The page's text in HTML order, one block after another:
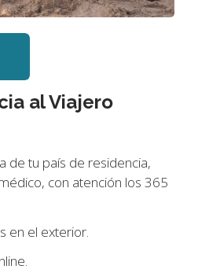
al Viajero
de tu país de residencia,
con atención los 365
en el exterior.